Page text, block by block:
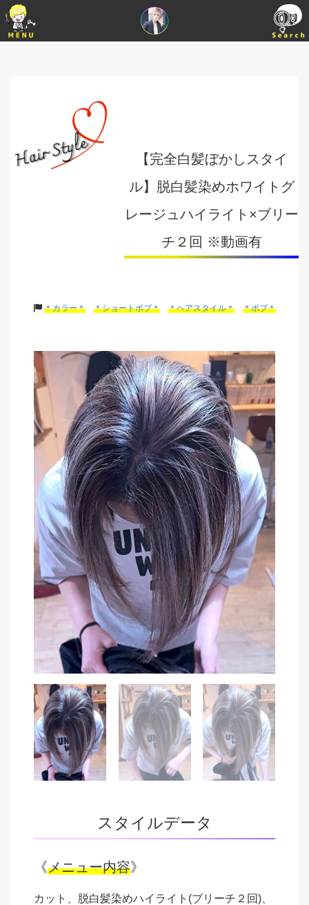
【完全白髪ぼかしスタイ
ル】脱白髪染めホワイトグ
レージュハイライト×ブリー
チ２回 ※動画有
＊カラー＊ ＊ショートボブ＊ ＊ヘアスタイル＊ ＊ボブ＊
スタイルデータ
《メニュー内容》
カット、脱白髪染めハイライト(ブリーチ２回)、